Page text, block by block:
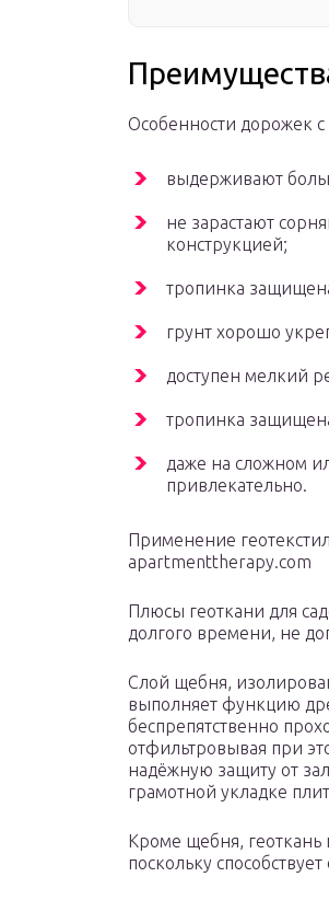
Особенности дорожек
выдерживают
не зарастают
конструкцией;
тропинка
грунт хорошо
доступен мелкий
тропинка
даже на сложном
привлекательно.
Применение
apartmenttherapy.com
Плюсы геоткани для
долгого времени, не
Слой щебня,
выполняет функцию
беспрепятственно
отфильтровывая при
надёжную защиту от
грамотной укладке
Кроме щебня, геоткань
поскольку способствует